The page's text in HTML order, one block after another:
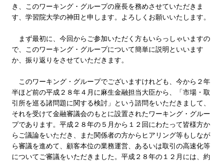
き、このワーキング・グループの座長を務めさせていただきま
す、学習院大学の神田と申します。よろしくお願いいたします。
まず最初に、今回からご参加いただく方もいらっしゃいますの
で、このワーキング・グループについて簡単に説明といいます
か、振り返りをさせていただきます。
このワーキング・グループでございますけれども、今から２年
半ほど前の平成２８年４月に麻生金融担当大臣から、「市場・取
引所を巡る諸問題に関する検討」という諮問をいただきまして、
それを受けて金融審議会のもとに設置されたワーキング・グルー
プであります。平成２８年の５月から１２回にわたって皆様方か
らご議論をいただき、また関係者の方からヒアリング等もしなが
ら審議を進めて、顧客本位の業務運営、あるいは取引の高速化等
についてご審議をいただきました。平成２８年の１２月には、約